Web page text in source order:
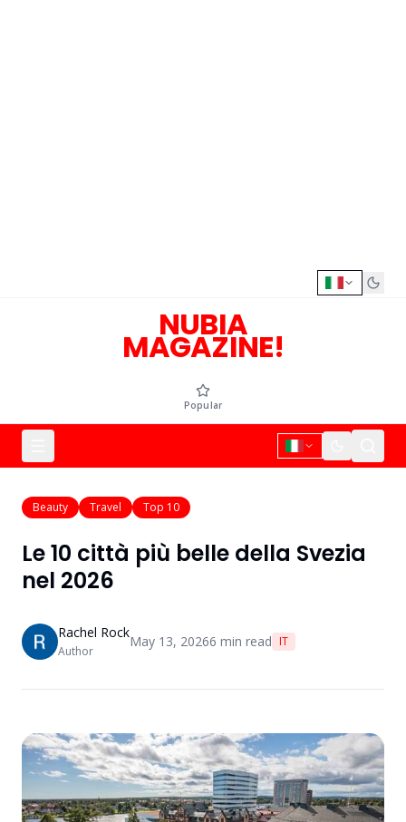
NUBIA
MAGAZINE!
Popular
Beauty Travel Top 10
Le 10 città più belle della Svezia
nel 2026
Rachel Rock
Author
May 13, 20266 min read IT